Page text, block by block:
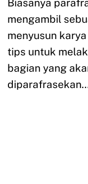
Biasanya
mengambil
menyusun
tips untuk
bagian yang